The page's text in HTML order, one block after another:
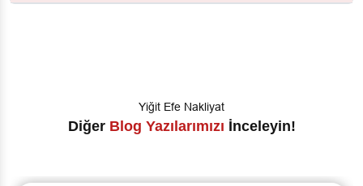
Yiğit Efe Nakliyat
Diğer Blog Yazılarımızı İnceleyin!